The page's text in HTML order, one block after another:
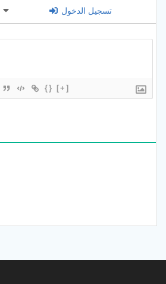
تسجيل الدخول
{} [+]